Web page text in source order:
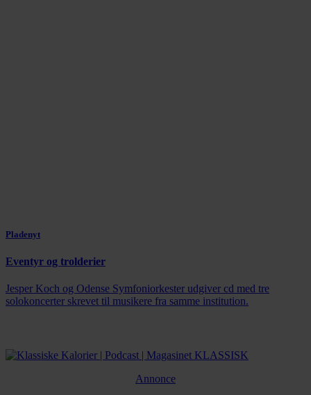
Pladenyt
Eventyr og trolderier
Jesper Koch og Odense Symfoniorkester udgiver cd med tre
solokoncerter skrevet til musikere fra samme institution.
Annonce